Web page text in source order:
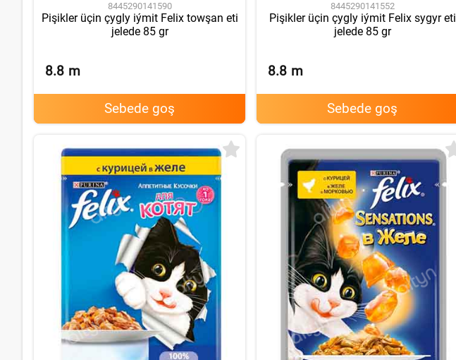
8445290141590
Pişikler üçin çygly iýmit Felix towşan eti
jelede 85 gr
8.8 m
Sebede goş
8445290141552
Pişikler üçin çygly iýmit Felix sygyr eti
jelede 85 gr
8.8 m
Sebede goş